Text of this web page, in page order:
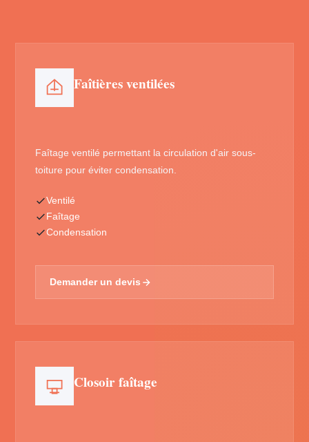
Faîtières ventilées
Faîtage ventilé permettant la circulation d'air sous-
toiture pour éviter condensation.
Ventilé
Faîtage
Condensation
Demander un devis
Closoir faîtage